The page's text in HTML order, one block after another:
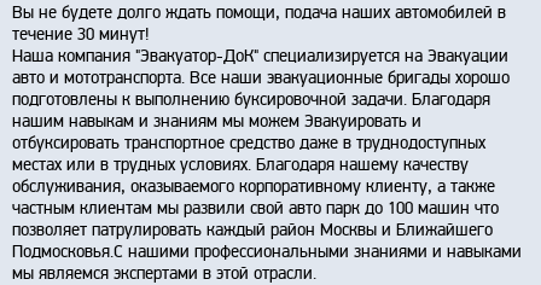
Вы не будете долго ждать помощи, подача наших автомобилей в
течение 30 минут!
Наша компания "Эвакуатор-ДоК" специализируется на Эвакуации
авто и мототранспорта. Все наши эвакуационные бригады хорошо
подготовлены к выполнению буксировочной задачи. Благодаря
нашим навыкам и знаниям мы можем Эвакуировать и
отбуксировать транспортное средство даже в труднодоступных
местах или в трудных условиях. Благодаря нашему качеству
обслуживания, оказываемого корпоративному клиенту, а также
частным клиентам мы развили свой авто парк до 100 машин что
позволяет патрулировать каждый район Москвы и Ближайшего
Подмосковья.С нашими профессиональными знаниями и навыками
мы являемся экспертами в этой отрасли.